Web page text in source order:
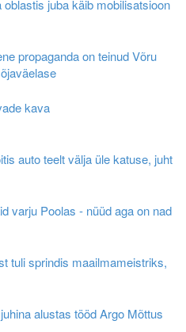
juba käib mobilisatsioon
propaganda on teinud Võru
kava
auto teelt välja üle katuse, juht
varju Poolas - nüüd aga on nad
tuli sprindis maailmameistriks,
alustas tööd Argo Mõttus